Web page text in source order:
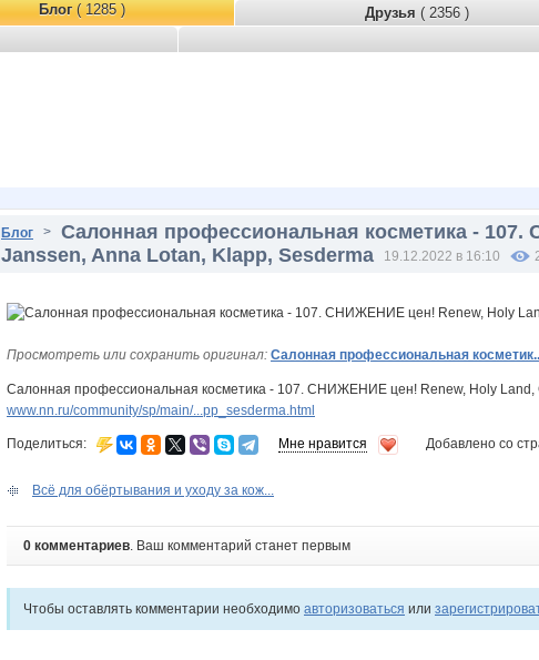
Блог( 1285 ) Друзья ( 2356 )
Блог > Салонная профессиональная косметика -
Janssen, Anna Lotan, Klapp, Sesderma
19.12.2022 в 16:10
Просмотреть или сохранить оригинал: Салонная профессиональная
Салонная профессиональная косметика - 107. СНИЖЕНИЕ цен! Renew, Holy Land,
www.nn.ru/community/sp/main/...pp_sesderma.html
Поделиться: Мне нравится Добавлено со
Всё для обёртывания и уходу за кож...
0 комментариев. Ваш комментарий станет первым
Чтобы оставлять комментарии необходимо авторизоваться или